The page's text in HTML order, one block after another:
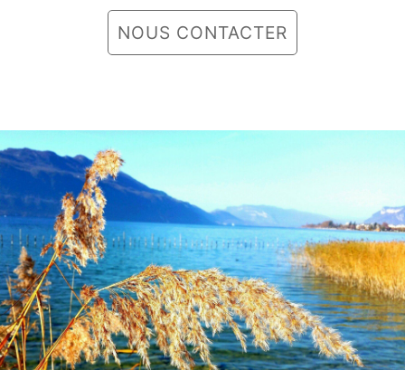
NOUS CONTACTER